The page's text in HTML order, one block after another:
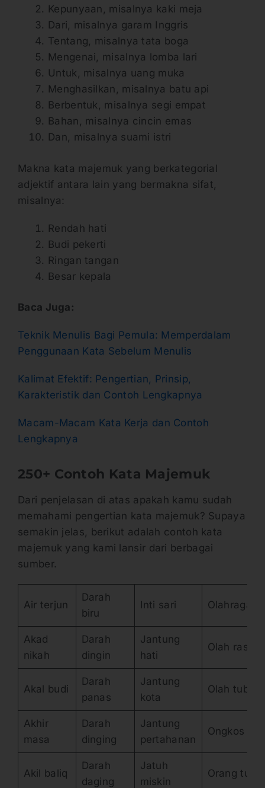
Kepunyaan, misalnya kaki meja
Dari, misalnya garam Inggris
Tentang, misalnya tata boga
Mengenai, misalnya lomba lari
Untuk, misalnya uang muka
Menghasilkan, misalnya batu api
Berbentuk, misalnya segi empat
Bahan, misalnya cincin emas
Dan, misalnya suami istri
Makna kata majemuk yang berkategorial
adjektif antara lain yang bermakna sifat,
misalnya:
Rendah hati
Budi pekerti
Ringan tangan
Besar kepala
Baca Juga:
Teknik Menulis Bagi Pemula: Memperdalam
Penggunaan Kata Sebelum Menulis
Kalimat Efektif: Pengertian, Prinsip,
Karakteristik dan Contoh Lengkapnya
Macam-Macam Kata Kerja dan Contoh
Lengkapnya
250+ Contoh Kata Majemuk
Dari penjelasan di atas apakah kamu sudah
memahami pengertian kata majemuk? Supaya
semakin jelas, berikut adalah contoh kata
majemuk yang kami lansir dari berbagai
sumber.
Air terjun
Darah
biru
Inti sari Olahraga
Akad
nikah
Darah
dingin
Jantung
hati
Olah rasa
Akal budi
Darah
panas
Jantung
kota
Olah tubuh
Akhir
masa
Darah
dinging
Jantung
pertahanan
Ongkos
Akil baliq
Darah
daging
Jatuh
miskin
Orang tua